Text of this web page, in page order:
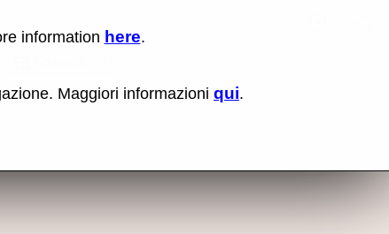
cloni Ultima versione (0.289)
information here.
Maggiori informazioni qui.